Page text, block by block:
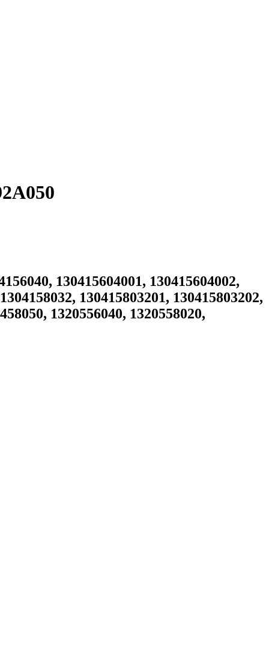
130415604001, 130415604002,
130415803201, 130415803202,
1320556040, 1320558020,